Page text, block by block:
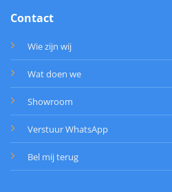
Contact
Wie zijn wij
Wat doen we
Showroom
Verstuur WhatsApp
Bel mij terug